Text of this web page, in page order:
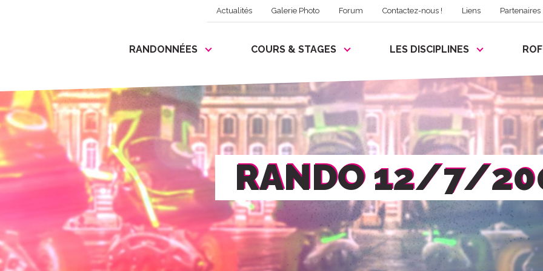
RANDONNÉES COURS & STAGES LES DISCIPLINES
Actualités Galerie Photo Forum Contactez-nous ! Liens Partenaires
RANDO 12/7/